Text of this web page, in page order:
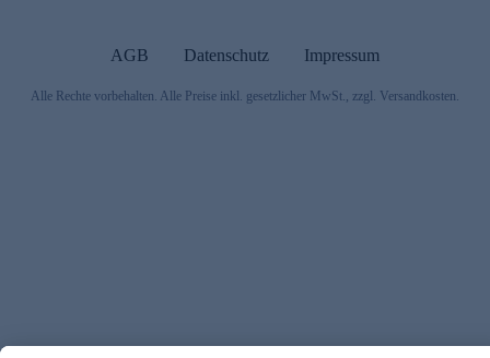
AGB Datenschutz Impressum
Alle Rechte vorbehalten. Alle Preise inkl. gesetzlicher MwSt., zzgl. Versandkosten.